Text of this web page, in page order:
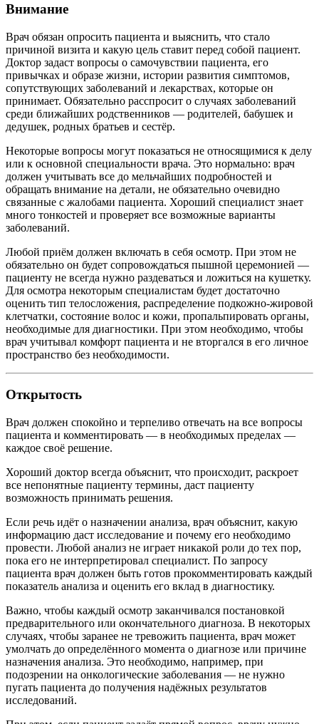
Внимание
Врач обязан опросить пациента и выяснить, что стало
причиной визита и какую цель ставит перед собой пациент.
Доктор задаст вопросы о самочувствии пациента, его
привычках и образе жизни, истории развития симптомов,
сопутствующих заболеваний и лекарствах, которые он
принимает. Обязательно расспросит о случаях заболеваний
среди ближайших родственников — родителей, бабушек и
дедушек, родных братьев и сестёр.
Некоторые вопросы могут показаться не относящимися к делу
или к основной специальности врача. Это нормально: врач
должен учитывать все до мельчайших подробностей и
обращать внимание на детали, не обязательно очевидно
связанные с жалобами пациента. Хороший специалист знает
много тонкостей и проверяет все возможные варианты
заболеваний.
Любой приём должен включать в себя осмотр. При этом не
обязательно он будет сопровождаться пышной церемонией —
пациенту не всегда нужно раздеваться и ложиться на кушетку.
Для осмотра некоторым специалистам будет достаточно
оценить тип телосложения, распределение подкожно-жировой
клетчатки, состояние волос и кожи, пропальпировать органы,
необходимые для диагностики. При этом необходимо, чтобы
врач учитывал комфорт пациента и не вторгался в его личное
пространство без необходимости.
Открытость
Врач должен спокойно и терпеливо отвечать на все вопросы
пациента и комментировать — в необходимых пределах —
каждое своё решение.
Хороший доктор всегда объяснит, что происходит, раскроет
все непонятные пациенту термины, даст пациенту
возможность принимать решения.
Если речь идёт о назначении анализа, врач объяснит, какую
информацию даст исследование и почему его необходимо
провести. Любой анализ не играет никакой роли до тех пор,
пока его не интерпретировал специалист. По запросу
пациента врач должен быть готов прокомментировать каждый
показатель анализа и оценить его вклад в диагностику.
Важно, чтобы каждый осмотр заканчивался постановкой
предварительного или окончательного диагноза. В некоторых
случаях, чтобы заранее не тревожить пациента, врач может
умолчать до определённого момента о диагнозе или причине
назначения анализа. Это необходимо, например, при
подозрении на онкологические заболевания — не нужно
пугать пациента до получения надёжных результатов
исследований.